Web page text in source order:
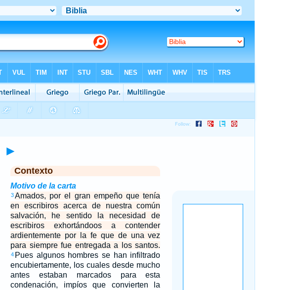
►
Contexto
Motivo de la carta
3Amados, por el gran empeño que tenía
en escribiros acerca de nuestra común
salvación, he sentido la necesidad de
escribiros exhortándoos a contender
ardientemente por la fe que de una vez
para siempre fue entregada a los santos.
4 Pues algunos hombres se han infiltrado
encubiertamente, los cuales desde mucho
antes estaban marcados para esta
condenación, impíos que convierten la